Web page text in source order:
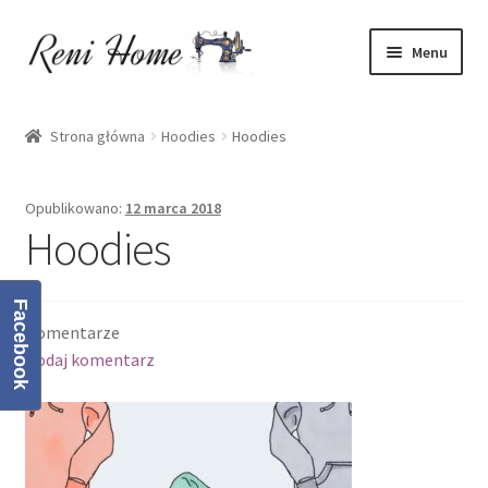
Przejdź
do
Przejdź
do
Menu
Koszyk
Moje konto
O mnie
Oferta
Polityka prywatności
Strona główna Hoodies Hoodies
Opublikowano: 12 marca 2018
Hoodies
Komentarze
Dodaj komentarz
Facebook